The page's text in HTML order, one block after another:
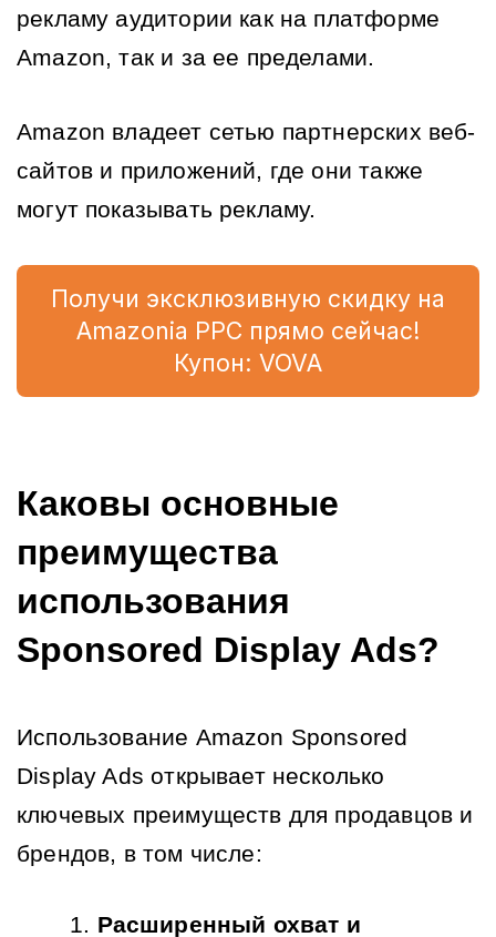
рекламу аудитории как на платформе
Amazon, так и за ее пределами.
Amazon владеет сетью партнерских веб-
сайтов и приложений, где они также
могут показывать рекламу.
Получи эксклюзивную скидку на
Amazonia PPC прямо сейчас!
Купон: VOVA
Каковы основные
преимущества
использования
Sponsored Display Ads?
Использование Amazon Sponsored
Display Ads открывает несколько
ключевых преимуществ для продавцов и
брендов, в том числе:
Расширенный охват и